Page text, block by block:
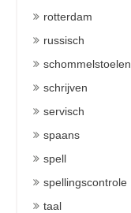
rotterdam
russisch
schommelstoelen
schrijven
servisch
spaans
spell
spellingscontrole
taal